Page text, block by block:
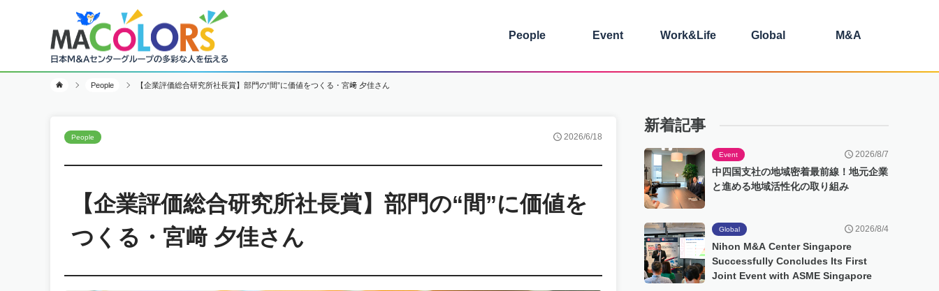
People Event Work&Life Global M&A
People 【企業評価総合研究所社長賞】部門の“間”に価値をつくる・宮﨑 夕佳さん
People 2026/6/18
【企業評価総合研究所社長賞】部門の“間”に価値を
つくる・宮﨑 夕佳さん
新着記事
Event 2026/8/7
中四国支社の地域密着最前線！地元企業
と進める地域活性化の取り組み
Global 2026/8/4
Nihon M&A Center Singapore
Successfully Concludes Its First
Joint Event with ASME Singapore